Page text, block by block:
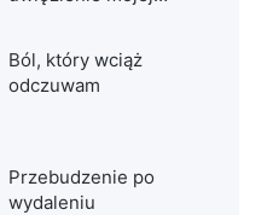
Ból, który wciąż
odczuwam
Przebudzenie po
wydaleniu